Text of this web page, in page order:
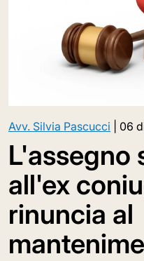
Avv. Silvia Pascucci 06
L'assegno
all'ex
rinuncia al